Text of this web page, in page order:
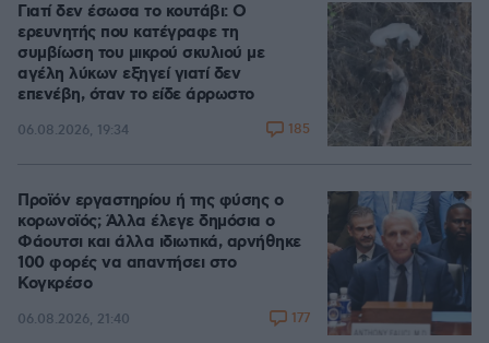
Γιατί δεν έσωσα το κουτάβι: Ο
ερευνητής που κατέγραφε τη
συμβίωση του μικρού σκυλιού με
αγέλη λύκων εξηγεί γιατί δεν
επενέβη, όταν το είδε άρρωστο
06.08.2026, 19:34 185
Προϊόν εργαστηρίου ή της φύσης ο
κορωνοϊός; Άλλα έλεγε δημόσια ο
Φάουτσι και άλλα ιδιωτικά, αρνήθηκε
100 φορές να απαντήσει στο
Κογκρέσο
06.08.2026, 21:40 177